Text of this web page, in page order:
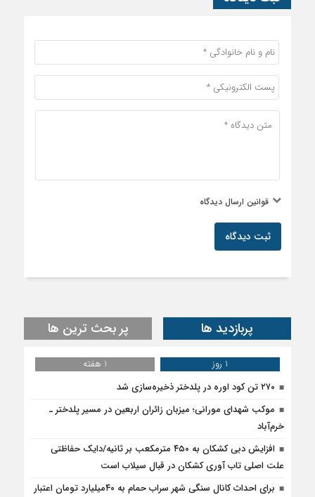
قوانین ارسال دیدگاه
ثبت دیدگاه
پربازدید ها پر بحث ترین ها
1 روز
1 هفته
۲۷۰ تن کود اوره در پلدختر ذخیره‌سازی شد
موکب شهدای مورانی؛ میزبان زائران اربعین در مسیر پلدختر ـ
خرم‌آباد
افزایش دبی کشکان به ۴۵۰ مترمکعب بر ثانیه/دایک حفاظتی
علت اصلی تاب آوری کشکان در قبال سیلاب است
برای احداث کانال سنگی شهر سراب حمام به ۴۰میلیارد تومان اعتبار